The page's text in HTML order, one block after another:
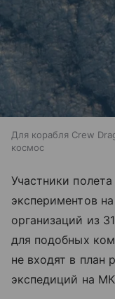
Для корабля Crew
космос
Участники
экспериментов
организаций из
для подобных
не входят в план
экспедиций на